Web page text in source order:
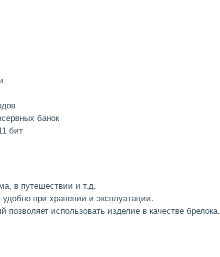
банок
бит
в путешествии и т.д.
при хранении и эксплуатации.
использовать изделие в качестве брелока.